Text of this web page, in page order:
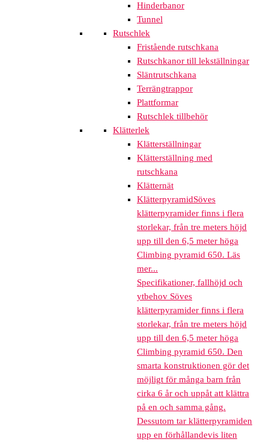
Hinderbanor
Tunnel
Rutschlek
Fristående rutschkana
Rutschkanor till lekställningar
Släntrutschkana
Terrängtrappor
Plattformar
Rutschlek tillbehör
Klätterlek
Klätterställningar
Klätterställning med
rutschkana
Klätternät
KlätterpyramidSöves
klätterpyramider finns i flera
storlekar, från tre meters höjd
upp till den 6,5 meter höga
Climbing pyramid 650. Läs
mer...
Specifikationer, fallhöjd och
ytbehov Söves
klätterpyramider finns i flera
storlekar, från tre meters höjd
upp till den 6,5 meter höga
Climbing pyramid 650. Den
smarta konstruktionen gör det
möjligt för många barn från
cirka 6 år och uppåt att klättra
på en och samma gång.
Dessutom tar klätterpyramiden
upp en förhållandevis liten